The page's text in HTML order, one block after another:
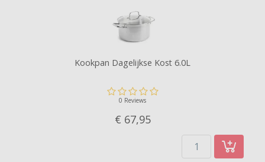
Kookpan Dagelijkse Kost 6.0L
0 Reviews
€ 67,95